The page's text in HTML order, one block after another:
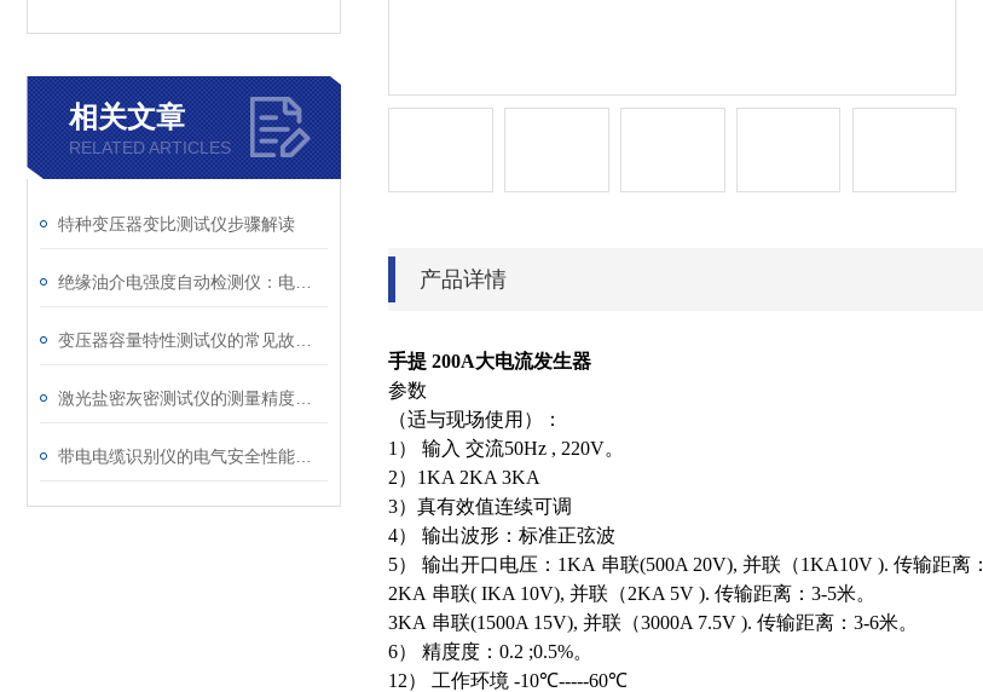
相关文章
RELATED ARTICLES
特种变压器变比测试仪步骤解读
产品详情
手提 200A大电流发生器
参数
（适与现场使用）：
1 ） 输入 交流50Hz , 220V。
2） 1KA 2KA 3KA
3）真有效值连续可调
4） 输出波形：标准正弦波
5） 输出开口电压： 1KA 串联(500A 20V), 并联（1KA10V ). 传输距离：
2KA 串联( IKA 10V), 并联（2KA 5V ). 传输距离： 3-5米。
3KA 串联(1500A 15V), 并联（3000A 7.5V ). 传输距离： 3-6米。
6） 精度度： 0.2 ;0.5%。
12） 工作环境 -10℃-----60℃